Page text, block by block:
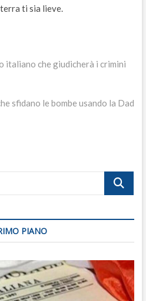
ti sia lieve.
italiano che giudicherà i crimini
sfidano le bombe usando la Dad
Cerca
PIANO